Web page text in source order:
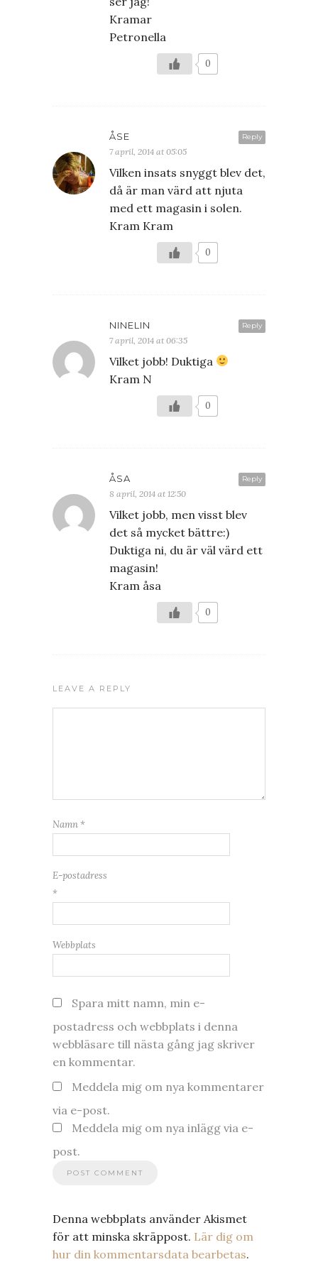
Kramar
Petronella
0
Reply
ÅSE
7 april, 2014 at 05:05
Vilken insats snyggt blev det,
då är man värd att njuta
med ett magasin i solen.
Kram Kram
0
Reply
NINELIN
7 april, 2014 at 06:35
Vilket jobb! Duktiga
Kram N
0
Reply
ÅSA
8 april, 2014 at 12:50
Vilket jobb, men visst blev
det så mycket bättre:)
Duktiga ni, du är väl värd ett
magasin!
Kram åsa
0
LEAVE A REPLY
Namn *
E-postadress
*
Webbplats
Spara mitt namn, min e-
postadress och webbplats i denna
webbläsare till nästa gång jag skriver
en kommentar.
Meddela mig om nya kommentarer
via e-post.
Meddela mig om nya inlägg via e-
post.
Denna webbplats använder Akismet
för att minska skräppost. Lär dig om
hur din kommentarsdata bearbetas.